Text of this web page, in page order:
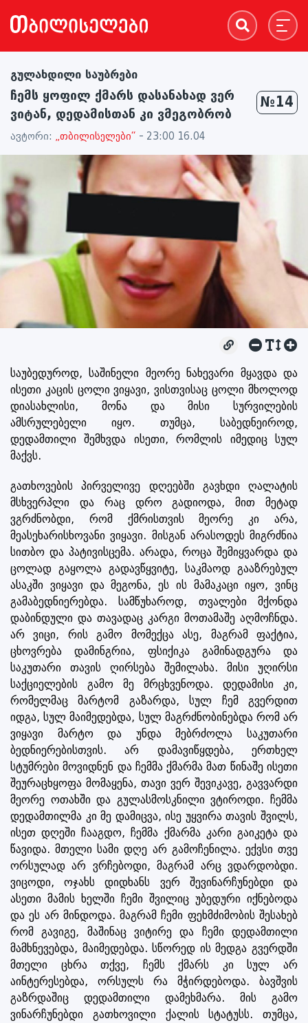
გულახდილი საუბრები
ჩემს ყოფილ ქმარს დასანახად ვერ
ვიტან, დედამისთან კი ვმეგობრობ
№14
ავტორი: „თბილისელები“ - 23:00 16.04
საუბედუროდ, საშინელი მეორე ნახევარი მყავდა და
ისეთი კაცის ცოლი ვიყავი, ვისთვისაც ცოლი მხოლოდ
დიასახლისი, მონა და მისი სურვილების
ამსრულებელი იყო. თუმცა, საბედნეიროდ,
დედამთილი შემხვდა ისეთი, რომლის იმედიც სულ
მაქვს.
გათხოვების პირველივე დღეებში გავხდი ღალატის
მსხვერპლი და რაც დრო გადიოდა, მით მეტად
ვგრძნობდი, რომ ქმრისთვის მეორე კი არა,
მეასეხარისხოვანი ვიყავი. მისგან არასოდეს მიგრძნია
სითბო და პატივისცემა. არადა, როცა შემიყვარდა და
ცოლად გაყოლა გადავწყვიტე, საკმაოდ გააზრებულ
ასაკში ვიყავი და მეგონა, ეს ის მამაკაცი იყო, ვინც
გამაბედნიერებდა. სამწუხაროდ, თვალები მქონდა
დაბინდული და თავადაც კარგი მოთამაშე აღმოჩნდა.
არ ვიცი, რის გამო მომექცა ასე, მაგრამ ფაქტია,
ცხოვრება დამინგრია, ფსიქიკა გამინადგურა და
საკუთარი თავის ღირსება შემილახა. მისი უღირსი
საქციელების გამო მე მრცხვენოდა. დედამისი კი,
რომელმაც მარტომ გაზარდა, სულ ჩემ გვერდით
იდგა, სულ მაიმედებდა, სულ მაგრძნობინებდა რომ არ
ვიყავი მარტო და უნდა მებრძოლა საკუთარი
ბედნიერებისთვის. არ დამავიწყდება, ერთხელ
სტუმრები მოვიდნენ და ჩემმა ქმარმა მათ წინაშე ისეთი
შეურაცხყოფა მომაყენა, თავი ვერ შევიკავე, გავვარდი
მეორე ოთახში და გულასმოსკნილი ვტიროდი. ჩემმა
დედამთილმა კი მე დამიცვა, ისე უყვირა თავის შვილს,
ისეთ დღეში ჩააგდო, ჩემმა ქმარმა კარი გაიკეტა და
წავიდა. მთელი სამი დღე არ გამოჩენილა. ექვსი თვე
ორსულად არ ვრჩებოდი, მაგრამ არც ვდარდობდი.
ვიცოდი, ოჯახს დიდხანს ვერ შევინარჩუნებდი და
ასეთი მამის ხელში ჩემი შვილიც უბედური იქნებოდა
და ეს არ მინდოდა. მაგრამ ჩემი ფეხმძიმობის შესახებ
რომ გავიგე, მაშინაც ვიტირე და ჩემი დედამთილი
მამხნევებდა, მაიმედებდა. სწორედ ის მედგა გვერდში
მთელი ცხრა თქვე, ჩემს ქმარს კი სულ არ
აინტერესებდა, ორსულს რა მჭირდებოდა. ბავშვის
გაზრდაშიც დედამთილი დამეხმარა. მის გამო
ვინარჩუნებდი გათხოვილი ქალის სტატუსს. თუმცა,